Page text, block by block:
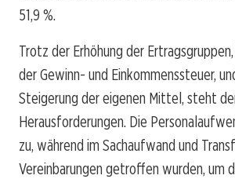
51,9 %.
Trotz der Erhöhung der
der Gewinn- und Einkommenssteuer,
Steigerung der eigenen Mittel, steht
Herausforderungen. Die
zu, während im Sachaufwand und
Vereinbarungen getroffen wurden, um